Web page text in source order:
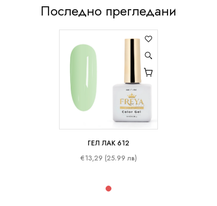
Последно прегледани
10 ml
ГЕЛ ЛАК 612
€13,29 (25.99 лв)